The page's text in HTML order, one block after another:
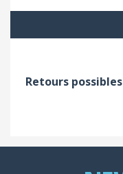
Retours possibles